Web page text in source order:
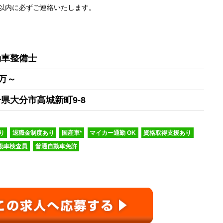
に必ずご連絡いたします。
整備士
～
大分市高城新町9-8
退職金制度あり 国産車* マイカー通勤 OK
資格取得支援あり
車検査員 普通自動車免許